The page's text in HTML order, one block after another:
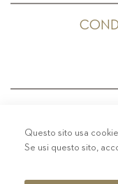
PRIVACY-
Questo sito usa
Se usi questo sito,